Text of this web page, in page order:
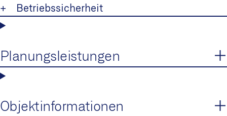
+ Betriebssicherheit
Planungsleistungen
Objektinformationen